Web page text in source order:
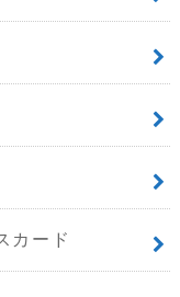
カード